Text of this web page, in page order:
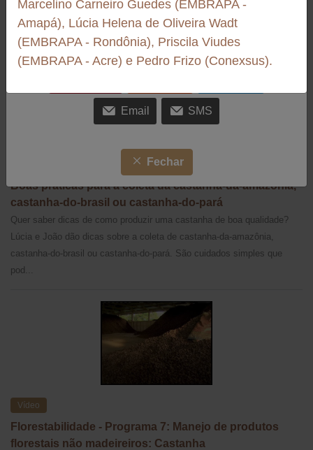
e direta, os principais conceitos e recomendações para o manejo
adequado da castanha-do-Brasil. Da coleta ao armazenamento,
passa...
Boas práticas para a coleta da castanha-da-amazônia,
castanha-do-brasil ou castanha-do-pará
Quer saber dicas de como produzir uma castanha de boa qualidade?
Lúcia e João dão dicas sobre a coleta de castanha-da-amazônia,
castanha-do-brasil ou castanha-do-pará. São cuidados simples que
pod...
Vídeo
Florestabilidade - Programa 7: Manejo de produtos
florestais não madeireiros: Castanha
Compartilhe
Facebook LinkedIn Tumblr
Email SMS
Fechar
Marcelino Carneiro Guedes (EMBRAPA -
Amapá), Lúcia Helena de Oliveira Wadt
(EMBRAPA - Rondônia), Priscila Viudes
(EMBRAPA - Acre) e Pedro Frizo (Conexsus).